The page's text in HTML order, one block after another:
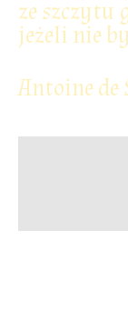
ze szczytu
jeżeli nie
Antoine de